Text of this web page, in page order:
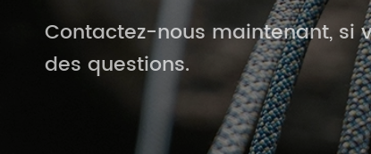
Contactez-nous maintenant, si
des questions.